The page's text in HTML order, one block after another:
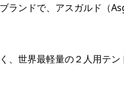
ランドで、アスガルド（
、世界最軽量の２人用テ